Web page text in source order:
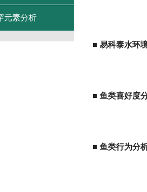
■ 易科泰水环
■ 鱼类喜好度
■ 鱼类行为分
元素分析